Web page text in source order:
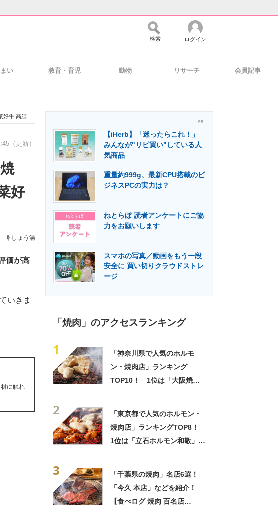
経営リーダーのコミュニティ マーケ×ITの今がよく分かる
製造業のIT導入・活用を支援
エネルギーの専門メディア 建設×テクノロジーの最前線
検索 ログイン
い 教育・育児 動物 リサーチ 会員記事
高須店」
（更新）
好
しょう湯
価が高
いきま
に触れ
- PR -
【iHerb】「迷ったらこれ！」
みんなが"リピ買い"している人
気商品
重量約999g、最新CPU搭載のビ
ジネスPCの実力は？
ねとらぼ 読者アンケートにご協
力をお願いします
スマホの写真／動画をもう一段
安全に 買い切りクラウドストレ
ージ
「焼肉」のアクセスランキング
1
「神奈川県で人気のホルモ
ン・焼肉店」ランキング
TOP10！ 1位は「大阪焼肉
2
「東京都で人気のホルモン・
焼肉店」ランキングTOP8！
1位は「立石ホルモン和敬」
3
「千葉県の焼肉」名店6選！
「今久 本店」などを紹介！
【食べログ 焼肉 百名店